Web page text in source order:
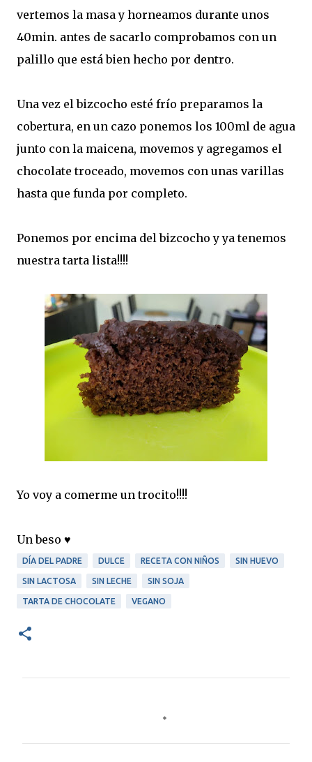
vertemos la masa y horneamos durante unos
40min. antes de sacarlo comprobamos con un
palillo que está bien hecho por dentro.
Una vez el bizcocho esté frío preparamos la
cobertura, en un cazo ponemos los 100ml de agua
junto con la maicena, movemos y agregamos el
chocolate troceado, movemos con unas varillas
hasta que funda por completo.
Ponemos por encima del bizcocho y ya tenemos
nuestra tarta lista!!!!
Yo voy a comerme un trocito!!!!
Un beso ♥
DÍA DEL PADRE DULCE RECETA CON NIÑOS SIN HUEVO
SIN LACTOSA SIN LECHE SIN SOJA
TARTA DE CHOCOLATE VEGANO